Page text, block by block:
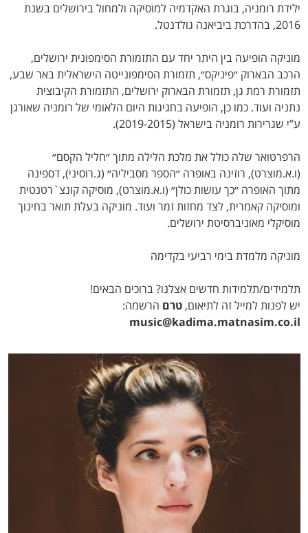
ילידת רומניה, בוגרת האקדמיה למוסיקה ולמחול בירושלים בשנת
2016, בהדרכת ביביאנה גולדנטל.
מוניקה הופיעה בין היתר יחד עם התזמורת הסימפונית ירושלים,
הרכב הבארוק ״פיניקס״, תזמורת הסימפונייטה הישראלית באר שבע,
תזמורת רמת גן, תזמורת הבארוק ירושלים, התזמורת הקיבוצית
נתניה ועוד. כמו כן, הופיעה בחגיגות היום הלאומי של רומניה שאורגן
ע”י שגרירות רומניה בישראל (2019-2015).
הרפרטואר שלה כולל את מלכת הלילה מתוך ״חליל הקסם״
(ו.א.מוצרט), רוזינה באופרה ״הספר מסביליה״ (ג.רוסיני), דספינה
מתוך האופרה ״כך עושות כולן״ (ו.א.מוצרט), מוסיקה קונצ`רטנטית
ומוסיקה קאמרית, לצד מחזות זמר ועוד. מוניקה בעלת תואר בחינוך
מוסיקלי מאוניברסיטת ירושלים.
מוניקה מלמדת בימי רביעי בקדימה
תלמידים/תלמידות חדשים אצלנו? ברוכים הבאים!
יש לפנות למייל זה לתיאום, טרםהרשמה:
music@kadima.matnasim.co.il